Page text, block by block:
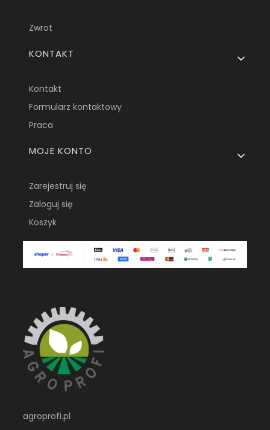
Zwrot
KONTAKT
Kontakt
Formularz kontaktowy
Praca
MOJE KONTO
Zarejestruj się
Zaloguj się
Koszyk
agroprofi.pl